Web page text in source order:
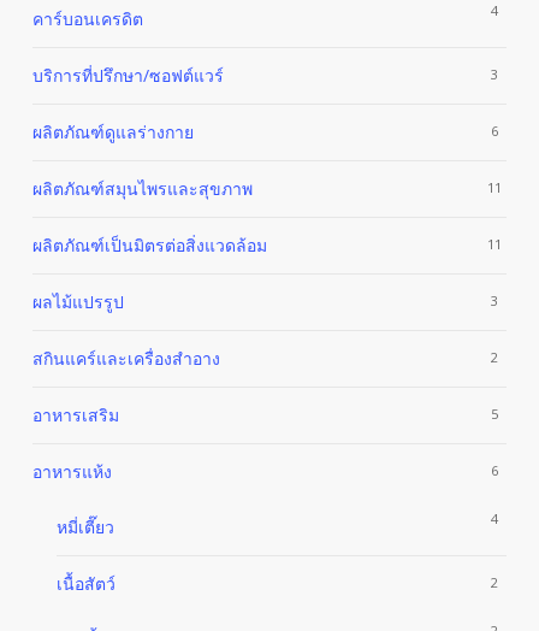
คาร์บอนเครดิต 4
บริการที่ปรึกษา/ซอฟต์แวร์ 3
ผลิตภัณฑ์ดูแลร่างกาย 6
ผลิตภัณฑ์สมุนไพรและสุขภาพ 11
ผลิตภัณฑ์เป็นมิตรต่อสิ่งแวดล้อม 11
ผลไม้แปรรูป 3
สกินแคร์และเครื่องสำอาง 2
อาหารเสริม 5
อาหารแห้ง 6
หมี่เตี๊ยว 4
เนื้อสัตว์ 2